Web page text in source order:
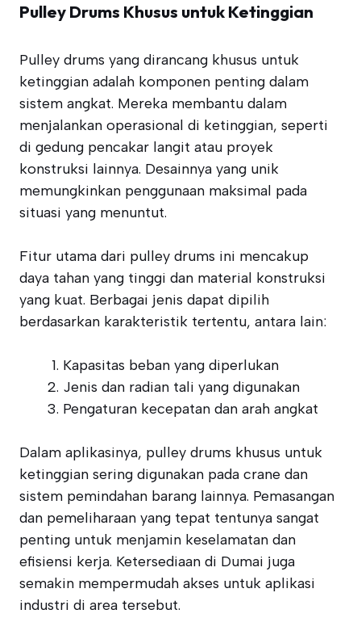
Pulley Drums Khusus untuk Ketinggian
Pulley drums yang dirancang khusus untuk
ketinggian adalah komponen penting dalam
sistem angkat. Mereka membantu dalam
menjalankan operasional di ketinggian, seperti
di gedung pencakar langit atau proyek
konstruksi lainnya. Desainnya yang unik
memungkinkan penggunaan maksimal pada
situasi yang menuntut.
Fitur utama dari pulley drums ini mencakup
daya tahan yang tinggi dan material konstruksi
yang kuat. Berbagai jenis dapat dipilih
berdasarkan karakteristik tertentu, antara lain:
Kapasitas beban yang diperlukan
Jenis dan radian tali yang digunakan
Pengaturan kecepatan dan arah angkat
Dalam aplikasinya, pulley drums khusus untuk
ketinggian sering digunakan pada crane dan
sistem pemindahan barang lainnya. Pemasangan
dan pemeliharaan yang tepat tentunya sangat
penting untuk menjamin keselamatan dan
efisiensi kerja. Ketersediaan di Dumai juga
semakin mempermudah akses untuk aplikasi
industri di area tersebut.